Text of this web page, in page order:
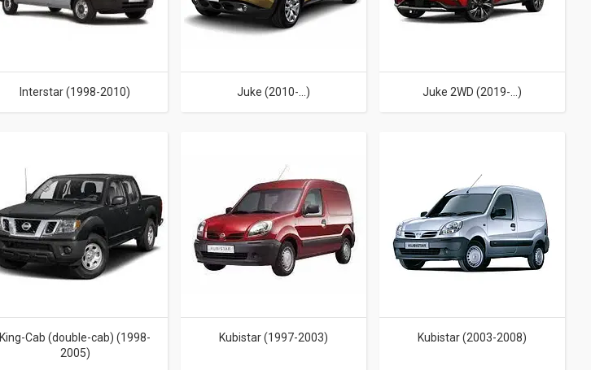
Interstar (1998-2010) Juke (2010-...) Juke 2WD (2019-...)
King-Cab (double-cab) (1998-
2005)
Kubistar (1997-2003) Kubistar (2003-2008)